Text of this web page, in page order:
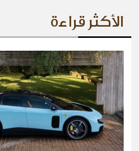
الأكثر قراءة